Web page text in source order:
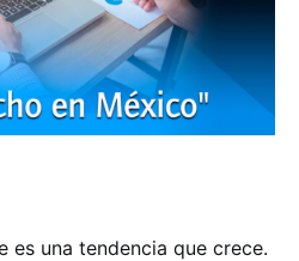
es una tendencia que crece.